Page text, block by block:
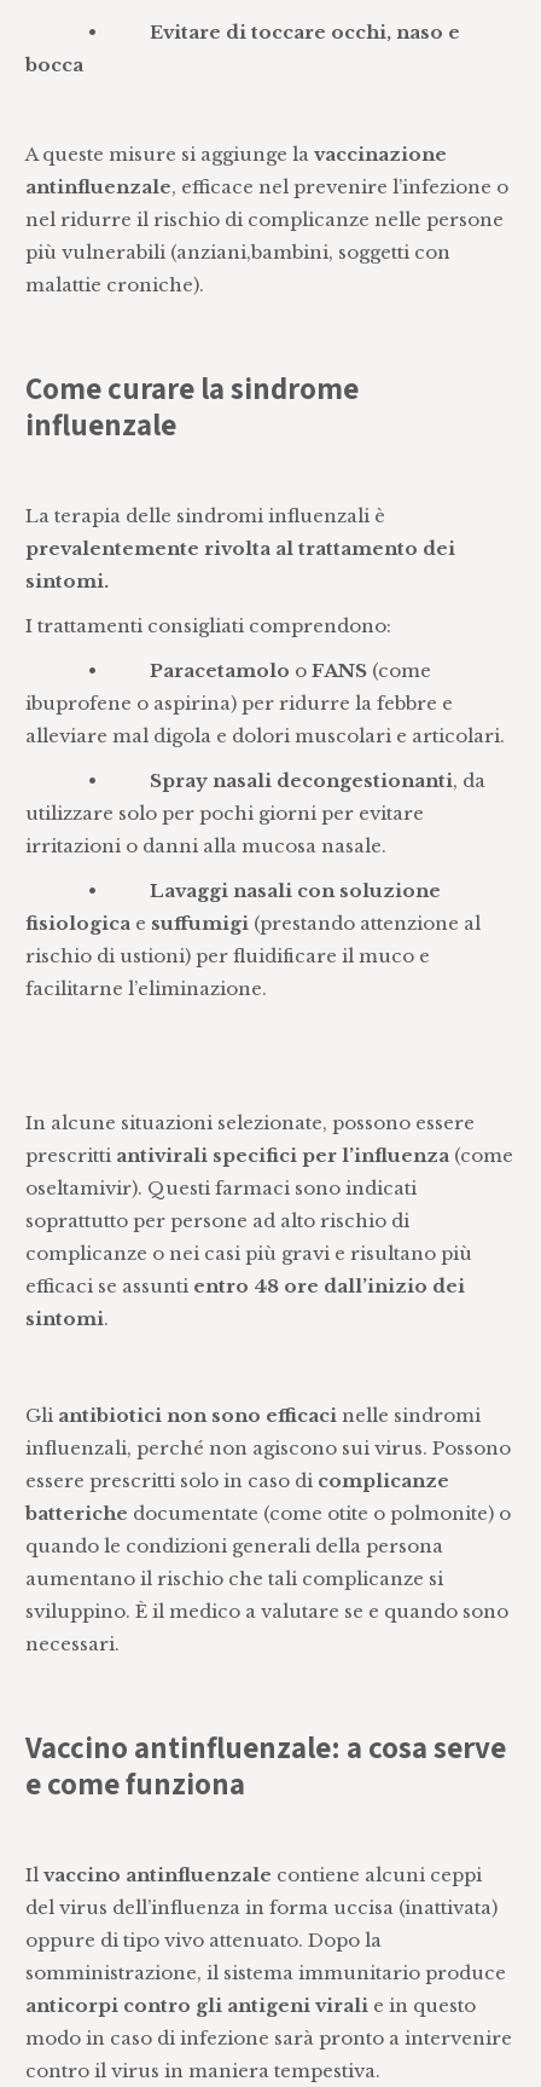
•Evitare di toccare occhi, naso e
bocca
A queste misure si aggiunge lavaccinazione
antinfluenzale, efficace nel prevenire l’infezione o
nel ridurre il rischio di complicanze nelle persone
più vulnerabili (anziani,bambini, soggetti con
malattie croniche).
Come curare la sindrome
influenzale
La terapia delle sindromi influenzali è
prevalentemente rivolta al trattamento dei
sintomi.
I trattamenti consigliati comprendono:
•Paracetamolo o FANS (come
ibuprofene o aspirina) per ridurre la febbre e
alleviare mal digola e dolori muscolari e articolari.
• Spray nasali decongestionanti, da
utilizzare solo per pochi giorni per evitare
irritazioni o danni alla mucosa nasale.
•Lavaggi nasali con soluzione
fisiologica e suffumigi (prestando attenzione al
rischio di ustioni) per fluidificare il muco e
facilitarne l’eliminazione.
In alcune situazioni selezionate, possono essere
prescritti antivirali specifici per l’influenza (come
oseltamivir). Questi farmaci sono indicati
soprattutto per persone ad alto rischio di
complicanze o nei casi più gravi e risultano più
efficaci se assunti entro 48 ore dall’inizio dei
sintomi.
Gli antibiotici non sono efficacinelle sindromi
influenzali, perché non agiscono sui virus. Possono
essere prescritti solo in caso di complicanze
batteriche documentate (come otite o polmonite) o
quando le condizioni generali della persona
aumentano il rischio che tali complicanze si
sviluppino. È il medico a valutare se e quando sono
necessari.
Vaccino antinfluenzale: a cosa serve
e come funziona
Ilvaccino antinfluenzale contiene alcuni ceppi
del virus dell’influenza in forma uccisa (inattivata)
oppure di tipo vivo attenuato. Dopo la
somministrazione, il sistema immunitario produce
anticorpi contro gli antigeni virali e in questo
modo in caso di infezione sarà pronto a intervenire
contro il virus in maniera tempestiva.